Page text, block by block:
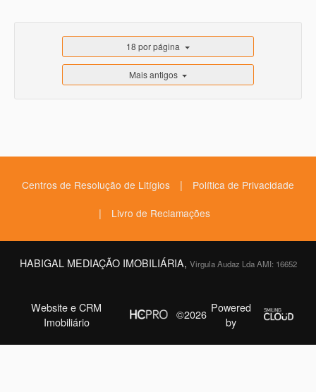
18 por página
Mais antigos
Centros de Resolução de Litígios | Política de Privacidade
| Livro de Reclamações
HABIGAL MEDIAÇÃO IMOBILIÁRIA, Virgula Audaz Lda AMI: 16652
Website e CRM
Imobiliário
©2026 Powered
by